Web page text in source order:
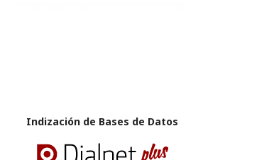
Indización de Bases de Datos